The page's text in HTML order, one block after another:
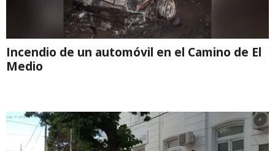
Incendio de un automóvil en el Camino de El
Medio